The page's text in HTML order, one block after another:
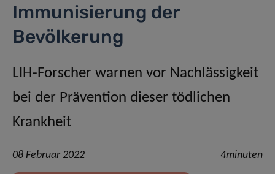
Immunisierung der
Bevölkerung
LIH-Forscher warnen vor Nachlässigkeit
bei der Prävention dieser tödlichen
Krankheit
08 Februar 2022 4minuten